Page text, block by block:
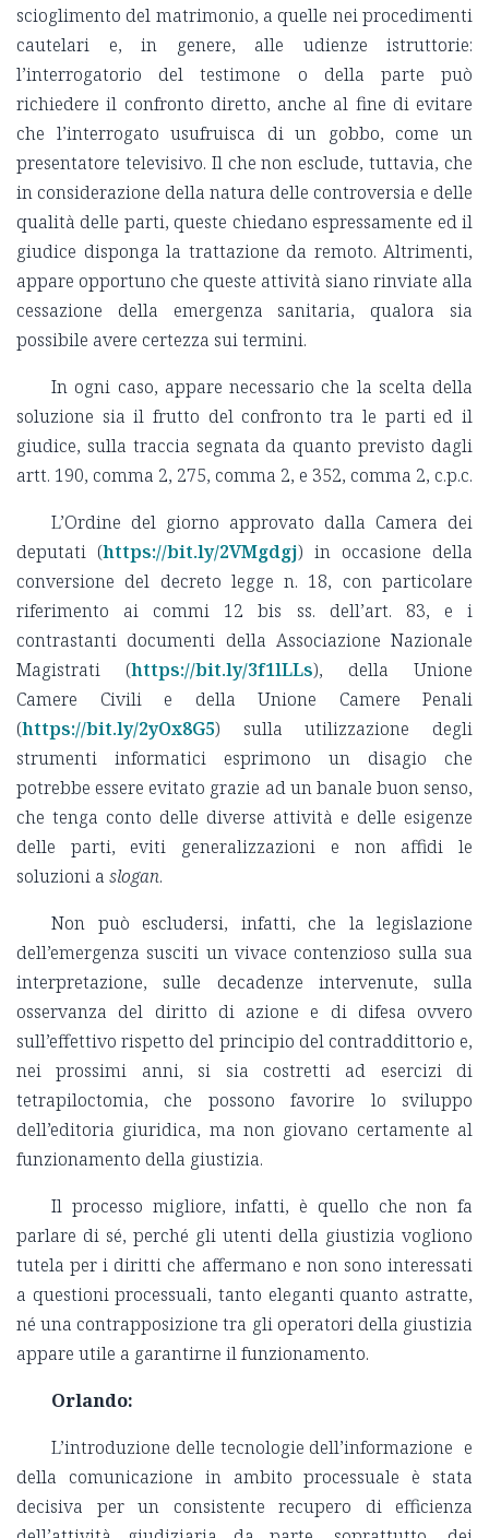
scioglimento del matrimonio, a quelle nei procedimenti
cautelari e, in genere, alle udienze istruttorie:
l’interrogatorio del testimone o della parte può
richiedere il confronto diretto, anche al fine di evitare
che l’interrogato usufruisca di un gobbo, come un
presentatore televisivo. Il che non esclude, tuttavia, che
in considerazione della natura delle controversia e delle
qualità delle parti, queste chiedano espressamente ed il
giudice disponga la trattazione da remoto. Altrimenti,
appare opportuno che queste attività siano rinviate alla
cessazione della emergenza sanitaria, qualora sia
possibile avere certezza sui termini.
In ogni caso, appare necessario che la scelta della
soluzione sia il frutto del confronto tra le parti ed il
giudice, sulla traccia segnata da quanto previsto dagli
artt. 190, comma 2, 275, comma 2, e 352, comma 2, c.p.c.
L’Ordine del giorno approvato dalla Camera dei
deputati (https://bit.ly/2VMgdgj) in occasione della
conversione del decreto legge n. 18, con particolare
riferimento ai commi 12 bis ss. dell’art. 83, e i
contrastanti documenti della Associazione Nazionale
Magistrati (https://bit.ly/3f1lLLs), della Unione
Camere Civili e della Unione Camere Penali
(https://bit.ly/2yOx8G5) sulla utilizzazione degli
strumenti informatici esprimono un disagio che
potrebbe essere evitato grazie ad un banale buon senso,
che tenga conto delle diverse attività e delle esigenze
delle parti, eviti generalizzazioni e non affidi le
soluzioni a slogan.
Non può escludersi, infatti, che la legislazione
dell’emergenza susciti un vivace contenzioso sulla sua
interpretazione, sulle decadenze intervenute, sulla
osservanza del diritto di azione e di difesa ovvero
sull’effettivo rispetto del principio del contraddittorio e,
nei prossimi anni, si sia costretti ad esercizi di
tetrapiloctomia, che possono favorire lo sviluppo
dell’editoria giuridica, ma non giovano certamente al
funzionamento della giustizia.
Il processo migliore, infatti, è quello che non fa
parlare di sé, perché gli utenti della giustizia vogliono
tutela per i diritti che affermano e non sono interessati
a questioni processuali, tanto eleganti quanto astratte,
né una contrapposizione tra gli operatori della giustizia
appare utile a garantirne il funzionamento.
Orlando:
L’introduzione delle tecnologie dell’informazione e
della comunicazione in ambito processuale è stata
decisiva per un consistente recupero di efficienza